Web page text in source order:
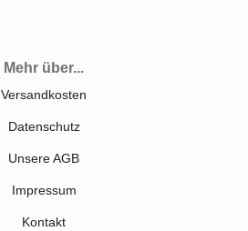
Mehr über...
Versandkosten
Datenschutz
Unsere AGB
Impressum
Kontakt